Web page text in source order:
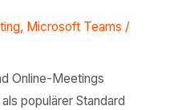
, Microsoft Teams /
Online-Meetings
populärer Standard